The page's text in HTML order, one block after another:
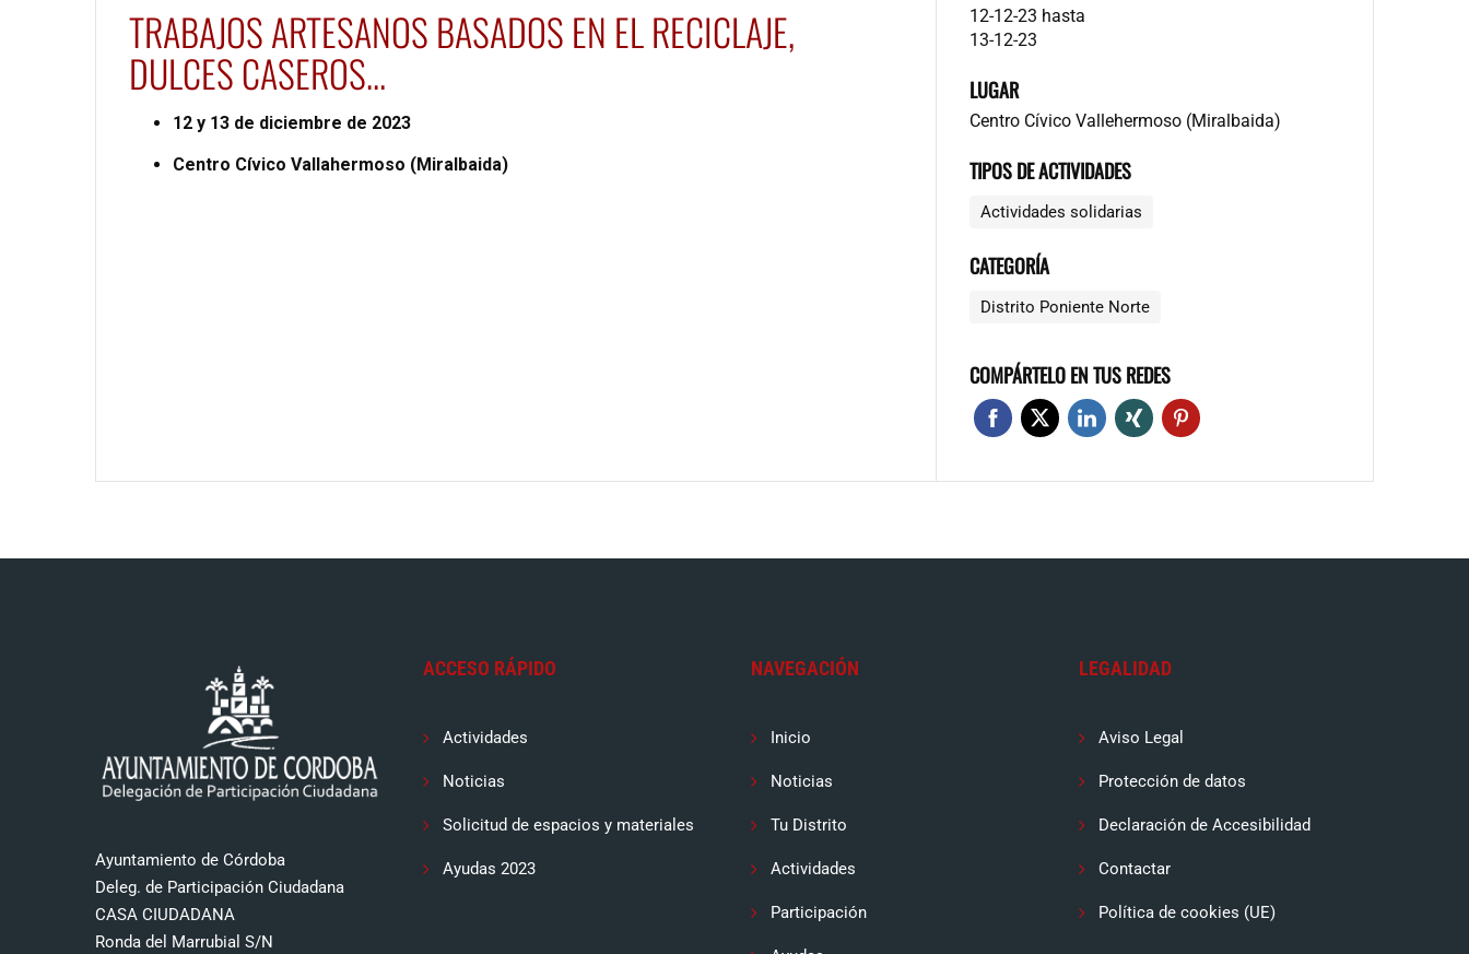
TRABAJOS ARTESANOS BASADOS EN EL RECICLAJE,
DULCES CASEROS…
12 y 13 de diciembre de 2023
Centro Cívico Vallahermoso (Miralbaida)
12-12-23 hasta
13-12-23
LUGAR
Centro Cívico Vallehermoso (Miralbaida)
TIPOS DE ACTIVIDADES
Actividades solidarias
CATEGORÍA
Distrito Poniente Norte
COMPÁRTELO EN TUS REDES
Ayuntamiento de Córdoba
Deleg. de Participación Ciudadana
CASA CIUDADANA
Ronda del Marrubial S/N
ACCESO RÁPIDO
Actividades
Noticias
Solicitud de espacios y materiales
Ayudas 2023
NAVEGACIÓN
Inicio
Noticias
Tu Distrito
Actividades
Participación
LEGALIDAD
Aviso Legal
Protección de datos
Declaración de Accesibilidad
Contactar
Política de cookies (UE)